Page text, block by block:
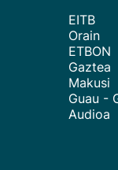
EITB
Orain
ETBON
Gaztea
Makusi
Guau -
Audioa